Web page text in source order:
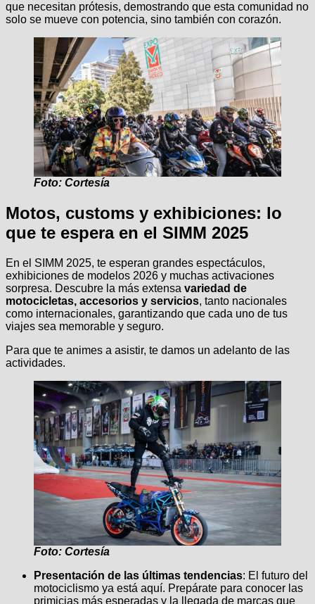
que necesitan prótesis, demostrando que esta comunidad no
solo se mueve con potencia, sino también con corazón.
Foto: Cortesía
Motos, customs y exhibiciones: lo
que te espera en el SIMM 2025
En el SIMM 2025, te esperan grandes espectáculos,
exhibiciones de modelos 2026 y muchas activaciones
sorpresa. Descubre la más extensa variedad de
motocicletas, accesorios y servicios, tanto nacionales
como internacionales, garantizando que cada uno de tus
viajes sea memorable y seguro.
Para que te animes a asistir, te damos un adelanto de las
actividades.
Foto: Cortesía
Presentación de las últimas tendencias: El futuro del
motociclismo ya está aquí. Prepárate para conocer las
primicias más esperadas y la llegada de marcas que